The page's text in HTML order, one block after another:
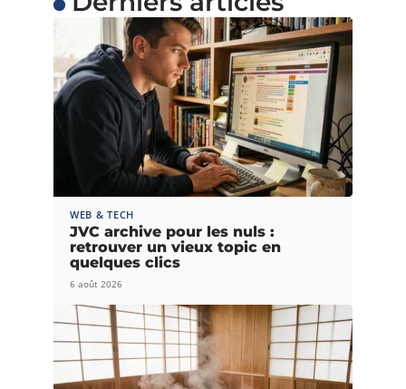
WEB & TECH
JVC archive pour les nuls :
retrouver un vieux topic en
quelques clics
6 août 2026